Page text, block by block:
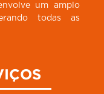
um amplo
todas as